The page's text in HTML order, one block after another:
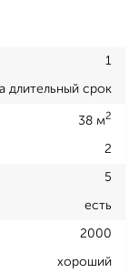
1
длительный срок
38 м2
2
5
есть
2000
хороший